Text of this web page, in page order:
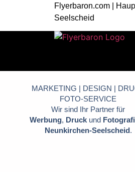
Flyerbaron.com |
Seelscheid
MARKETING | DESIGN |
FOTO-SERVICE
Wir sind Ihr Partner für
Werbung, Druck und
Neunkirchen-Seelscheid.